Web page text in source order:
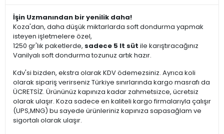
İşin Uzmanından bir yenilik daha!
Koza'dan, daha düşük miktarlarda soft dondurma yapmak
isteyen işletmelere özel,
1250 gr'lık paketlerde, sadece 5 lt süt ile karıştıracağınız
Vanilyalı soft dondurma tozunuz artık hazır.
Kdv'si bizden, ekstra olarak KDV ödemezsiniz. Ayrıca koli
olarak sipariş verirseniz Türkiye sınırlarında kargo masrafı da
ÜCRETSİZ. Ürününüz kapınıza kadar zahmetsizce, ücretsiz
olarak ulaşır. Koza sadece en kaliteli kargo firmalarıyla çalışır
(UPS,MNG) bu sayede ürünleriniz kapınıza sapasağlam ve
sigortalı olarak ulaşır.